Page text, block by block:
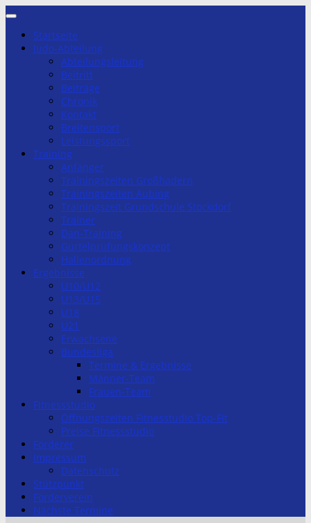
Zum
springenStartseite
Judo-Abteilung
Abteilungsleitung
Beitritt
Beiträge
Chronik
Kontakt
Breitensport
Leistungssport
Training
Anfänger
Trainingszeiten Großhadern
Trainingszeiten Aubing
Trainingszeit Grundschule Stockdorf
Trainer
Dan-Training
Gürtelprüfungskonzept
Hallenordnung
Ergebnisse
U10/U12
U13/U15
U18
U21
Erwachsene
Bundesliga
Termine & Ergebnisse
Männer-Team
Frauen-Team
Fitnessstudio
Öffnungszeiten Fitnesstudio Top-Fit
Preise Fitnessstudio
Förderer
Impressum
Datenschutz
Stützpunkt
Förderverein
Nächste Termine